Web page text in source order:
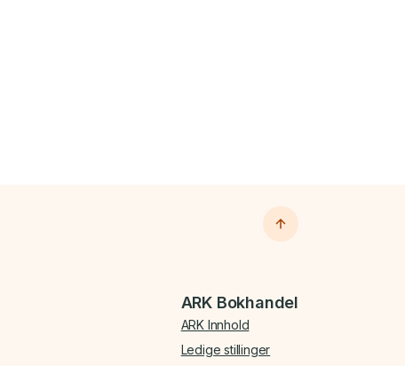
ARK Bokhandel
ARK Innhold
Ledige stillinger